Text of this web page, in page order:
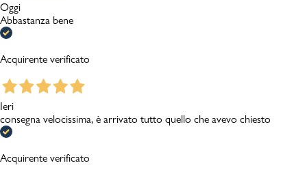
Oggi
Abbastanza bene
Acquirente verificato
Ieri
consegna velocissima, è arrivato tutto quello che avevo chiesto
Acquirente verificato